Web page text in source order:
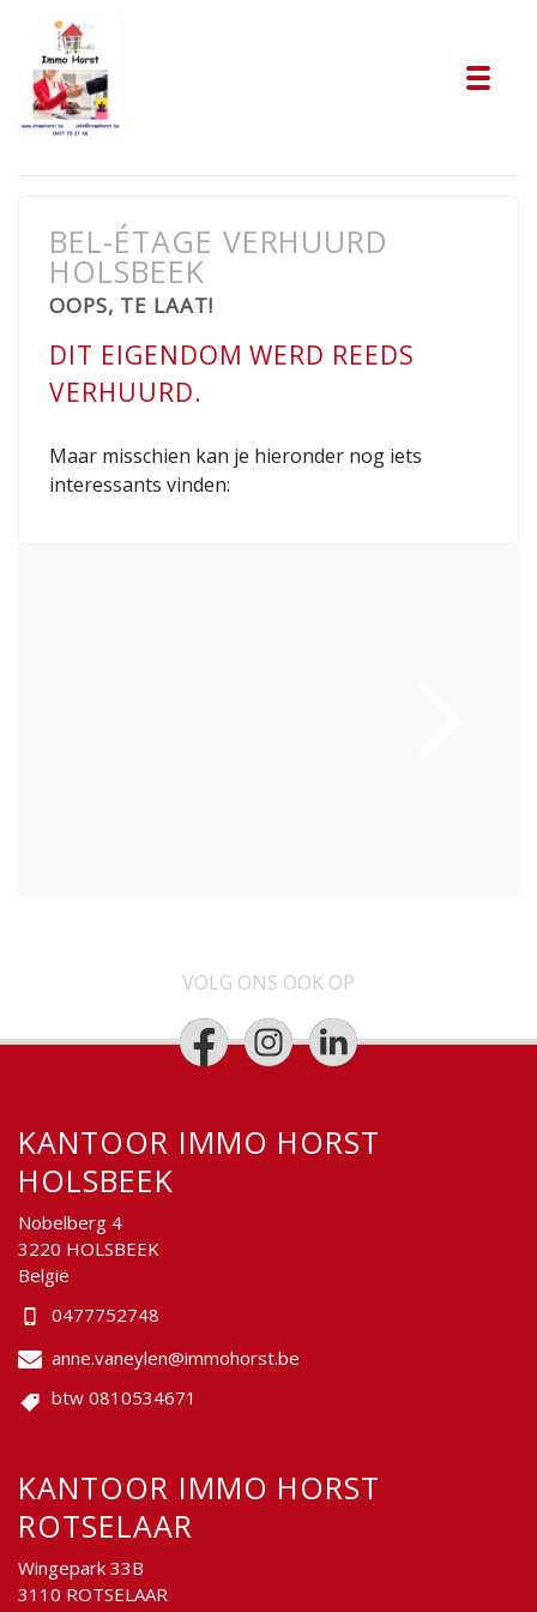
BEL-ÉTAGE VERHUURD
HOLSBEEK
OOPS, TE LAAT!
DIT EIGENDOM WERD REEDS
VERHUURD.
Maar misschien kan je hieronder nog iets
interessants vinden:
VOLG ONS OOK OP
KANTOOR IMMO HORST
HOLSBEEK
Nobelberg 4
3220 HOLSBEEK
België
0477752748
anne.vaneylen@immohorst.be
btw 0810534671
KANTOOR IMMO HORST
ROTSELAAR
Wingepark 33B
3110 ROTSELAAR